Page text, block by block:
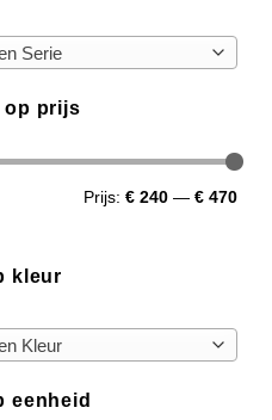
Serie
op prijs
Prijs: € 240— € 470
kleur
Kleur
eenheid